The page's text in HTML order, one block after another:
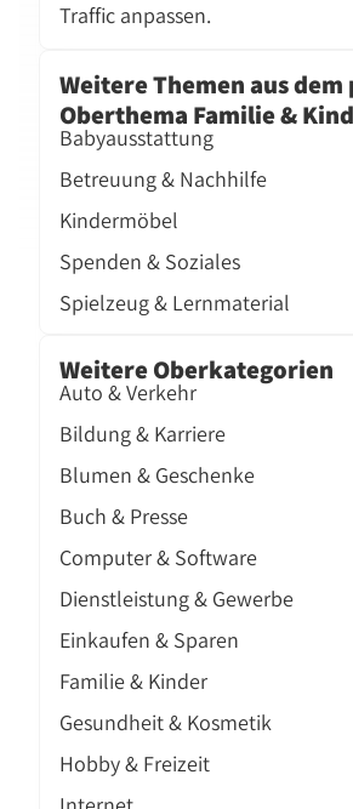
Traffic anpassen.
Weitere Themen aus dem
Oberthema Familie &
Babyausstattung
Betreuung & Nachhilfe
Kindermöbel
Spenden & Soziales
Spielzeug & Lernmaterial
Weitere Oberkategorien
Auto & Verkehr
Bildung & Karriere
Blumen & Geschenke
Buch & Presse
Computer & Software
Dienstleistung & Gewerbe
Einkaufen & Sparen
Familie & Kinder
Gesundheit & Kosmetik
Hobby & Freizeit